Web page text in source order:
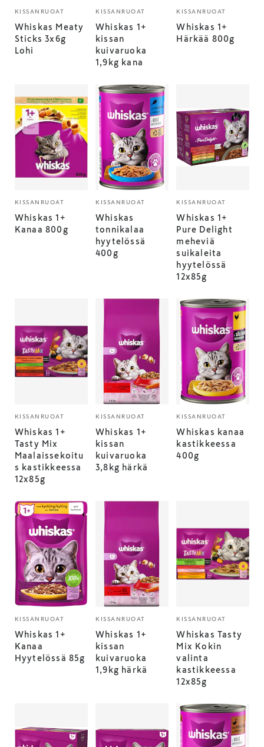
KISSANRUOAT
Whiskas Meaty
Sticks 3x6g
Lohi
KISSANRUOAT
Whiskas 1+
kissan
kuivaruoka
1,9kg kana
KISSANRUOAT
Whiskas 1+
Härkää 800g
KISSANRUOAT
Whiskas 1+
Kanaa 800g
KISSANRUOAT
Whiskas
tonnikalaa
hyytelössä
400g
KISSANRUOAT
Whiskas 1+
Pure Delight
meheviä
suikaleita
hyytelössä
12x85g
KISSANRUOAT
Whiskas 1+
Tasty Mix
Maalaissekoitu
s kastikkeessa
12x85g
KISSANRUOAT
Whiskas 1+
kissan
kuivaruoka
3,8kg härkä
KISSANRUOAT
Whiskas kanaa
kastikkeessa
400g
KISSANRUOAT
Whiskas 1+
Kanaa
Hyytelössä 85g
KISSANRUOAT
Whiskas 1+
kissan
kuivaruoka
1,9kg härkä
KISSANRUOAT
Whiskas Tasty
Mix Kokin
valinta
kastikkeessa
12x85g